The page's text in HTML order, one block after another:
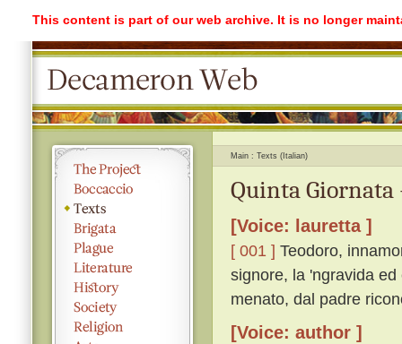
This content is part of our web archive. It is no longer
Main Texts (Italian)
Quinta Giornata
[Voice: lauretta ]
[ 001 ] Teodoro,
signore, la 'ngravida
menato, dal padre
[Voice: author ]